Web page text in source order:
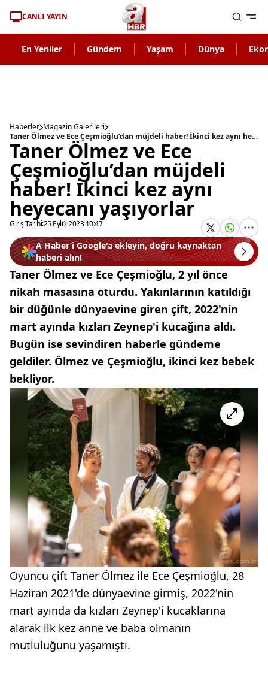
CANLI YAYIN
En Yeniler Gündem Yaşam Dünya
Haberler Magazin Galerileri
Taner Ölmez ve Ece Çeşmioğlu’dan müjdeli haber! İkinci kez aynı heyecanı yaşıyorlar
Taner Ölmez ve Ece
Çeşmioğlu’dan müjdeli
haber! İkinci kez aynı
heyecanı yaşıyorlar
Giriş Tarihi:25 Eylül 2023 10:47
A Haber’i Google'a ekleyin, doğru kaynaktan
haberi alın!
Taner Ölmez ve Ece Çeşmioğlu, 2 yıl önce
nikah masasına oturdu. Yakınlarının katıldığı
bir düğünle dünyaevine giren çift, 2022'nin
mart ayında kızları Zeynep'i kucağına aldı.
Bugün ise sevindiren haberle gündeme
geldiler. Ölmez ve Çeşmioğlu, ikinci kez bebek
bekliyor.
Oyuncu çift Taner Ölmez ile Ece Çeşmioğlu, 28
Haziran 2021'de dünyaevine girmiş, 2022'nin
mart ayında da kızları Zeynep'i kucaklarına
alarak ilk kez anne ve baba olmanın
mutluluğunu yaşamıştı.